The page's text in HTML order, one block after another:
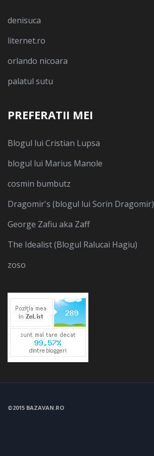
denisuca
liternet.ro
orlando nicoara
palatul sutu
PREFERATII MEI
Blogul lui Cristian Lupsa
blogul lui Marius Manole
cosmin bumbutz
Dragomir's (blogul lui Sorin Dragomir)
George Zafiu aka Zaff
The Idealist (Blogul Ralucai Hagiu)
zoso
©2015 BAZAVAN.RO